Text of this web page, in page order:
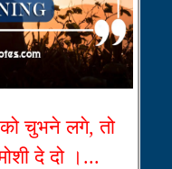
चुभने लगे, तो
दे दो ।...